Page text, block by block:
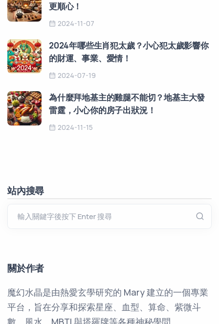
更順心！
2024-11-07
2024年哪些生肖犯太歲？小心犯太歲影響你
的財運、事業、愛情！
2024-07-19
為什麼拜地基主的雞腿不能切？地基主大發
雷霆，小心你的房子出狀況！
2024-11-15
站內搜尋
關於作者
魔幻水晶是由熱愛玄學研究的 Mary 建立的一個專業
平台，旨在分享和探索星座、血型、算命、紫微斗
數、風水、MBTI 與塔羅牌等各種神秘學問。